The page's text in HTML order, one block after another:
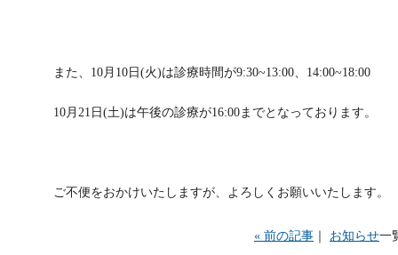
また、10月10日(火)は診療時間が9:30~13:00、14:00~18:00
10月21日(土)は午後の診療が16:00までとなっております。
ご不便をおかけいたしますが、よろしくお願いいたします。
« 前の記事 お知らせ一